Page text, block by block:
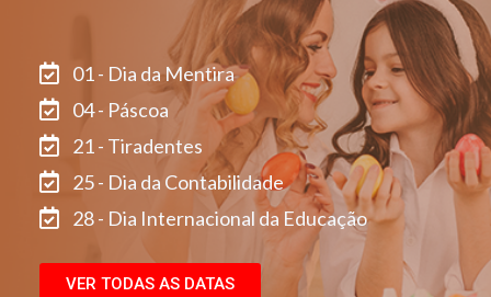
01 - Dia da Mentira
04 - Páscoa
21 - Tiradentes
25 - Dia da Contabilidade
28 - Dia Internacional da Educação
VER TODAS AS DATAS